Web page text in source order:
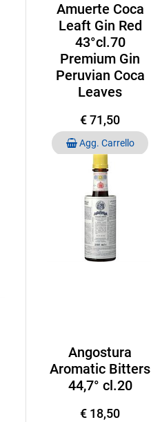
Amuerte Coca
Leaft Gin Red
43°cl.70
Premium Gin
Peruvian Coca
Leaves
€ 71,50
Quantità
Agg. Carrello
Angostura
Aromatic Bitters
44,7° cl.20
€ 18,50